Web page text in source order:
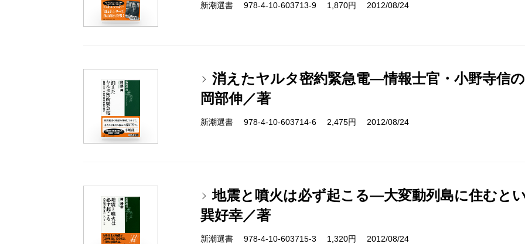
新潮選書 978-4-10-603713-9 1,870円 2012/08/24
消えたヤルタ密約緊急電―情報士官・小野寺信
岡部伸／著
新潮選書 978-4-10-603714-6 2,475円 2012/08/24
地震と噴火は必ず起こる―大変動列島に住むと
巽好幸／著
新潮選書 978-4-10-603715-3 1,320円 2012/08/24